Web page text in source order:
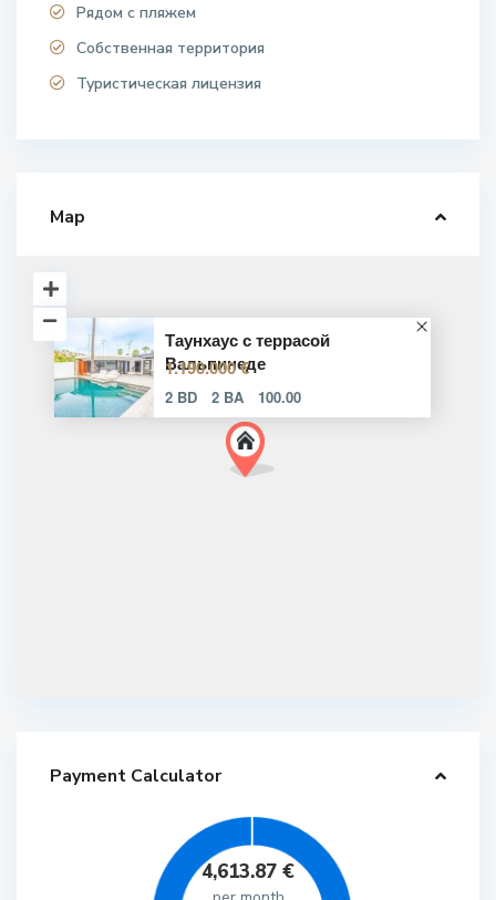
Рядом с пляжем
Собственная территория
Туристическая лицензия
Map
Таунхаус с террасой
Вальпинеде
1.190.000 €
2 BD 2 BA 100.00
Payment Calculator
4,613.87 €